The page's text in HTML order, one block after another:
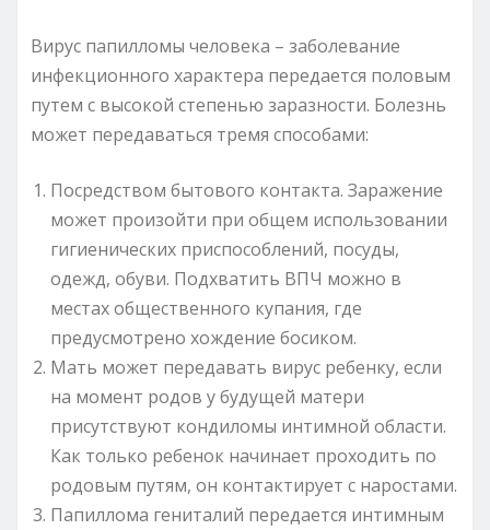
Вирус папилломы человека – заболевание
инфекционного характера передается половым
путем с высокой степенью заразности. Болезнь
может передаваться тремя способами:
Посредством бытового контакта. Заражение
может произойти при общем использовании
гигиенических приспособлений, посуды,
одежд, обуви. Подхватить ВПЧ можно в
местах общественного купания, где
предусмотрено хождение босиком.
Мать может передавать вирус ребенку, если
на момент родов у будущей матери
присутствуют кондиломы интимной области.
Как только ребенок начинает проходить по
родовым путям, он контактирует с наростами.
Папиллома гениталий передается интимным